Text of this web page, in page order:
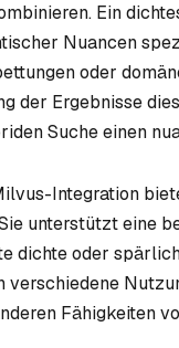
Ein
Nuancen
oder
der Ergebnisse
Suche einen
Integration
unterstützt eine
dichte oder
verschiedene
Fähigkeiten